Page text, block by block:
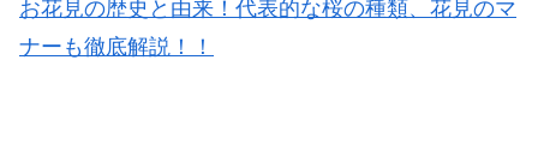
お花見の歴史と由来！代表的な桜の種類、花見のマ
ナーも徹底解説！！